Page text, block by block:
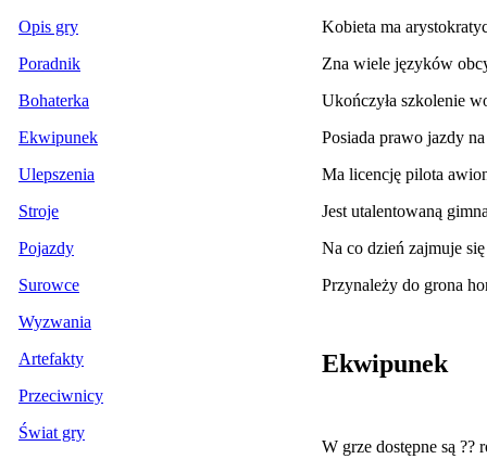
Opis gry
Poradnik
Bohaterka
Ekwipunek
Ulepszenia
Stroje
Pojazdy
Surowce
Wyzwania
Artefakty
Przeciwnicy
Świat gry
Kobieta ma
Zna wiele języków
Ukończyła szkolenie
Posiada prawo jazdy
Ma licencję pilota
Jest utalentowaną
Na co dzień zajmuje
Przynależy do grona
Ekwipunek
W grze dostępne są ??